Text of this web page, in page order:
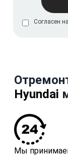
Согласен
Hyundai
Мы